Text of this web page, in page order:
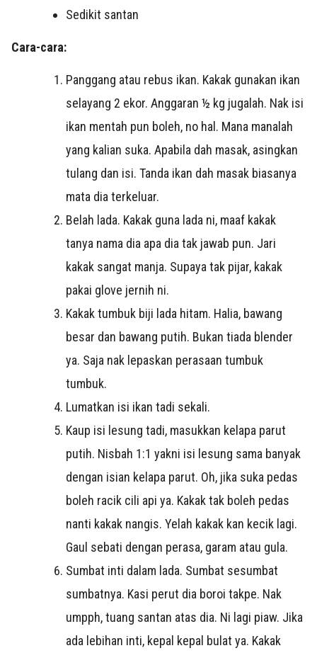
Sedikit santan
Cara-cara:
Panggang atau rebus ikan. Kakak gunakan ikan
selayang 2 ekor. Anggaran ½ kg jugalah. Nak isi
ikan mentah pun boleh, no hal. Mana manalah
yang kalian suka. Apabila dah masak, asingkan
tulang dan isi. Tanda ikan dah masak biasanya
mata dia terkeluar.
Belah lada. Kakak guna lada ni, maaf kakak
tanya nama dia apa dia tak jawab pun. Jari
kakak sangat manja. Supaya tak pijar, kakak
pakai glove jernih ni.
Kakak tumbuk biji lada hitam. Halia, bawang
besar dan bawang putih. Bukan tiada blender
ya. Saja nak lepaskan perasaan tumbuk
tumbuk.
Lumatkan isi ikan tadi sekali.
Kaup isi lesung tadi, masukkan kelapa parut
putih. Nisbah 1:1 yakni isi lesung sama banyak
dengan isian kelapa parut. Oh, jika suka pedas
boleh racik cili api ya. Kakak tak boleh pedas
nanti kakak nangis. Yelah kakak kan kecik lagi.
Gaul sebati dengan perasa, garam atau gula.
Sumbat inti dalam lada. Sumbat sesumbat
sumbatnya. Kasi perut dia boroi takpe. Nak
umpph, tuang santan atas dia. Ni lagi piaw. Jika
ada lebihan inti, kepal kepal bulat ya. Kakak